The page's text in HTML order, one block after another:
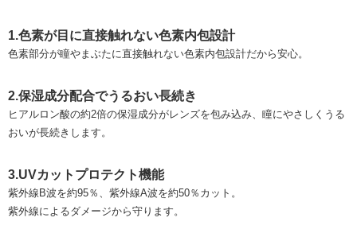
1.色素が目に直接触れない色素内包設計
色素部分が瞳やまぶたに直接触れない色素内包設計だから安心。
2.保湿成分配合でうるおい長続き
ヒアルロン酸の約2倍の保湿成分がレンズを包み込み、瞳にやさしくうる
おいが長続きします。
3.UVカットプロテクト機能
紫外線B波を約95％、紫外線A波を約50％カット。
紫外線によるダメージから守ります。